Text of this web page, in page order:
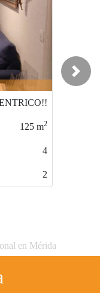
CENTRO
182
Next
en Mérida